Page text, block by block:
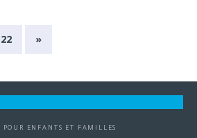
22 »
ENFANTS ET FAMILLES